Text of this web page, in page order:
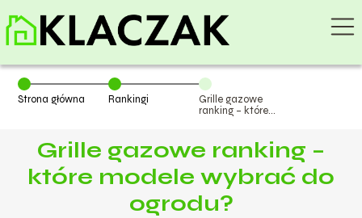
Strona główna Rankingi
Grille gazowe
ranking – które
Grille gazowe ranking –
które modele wybrać do
ogrodu?